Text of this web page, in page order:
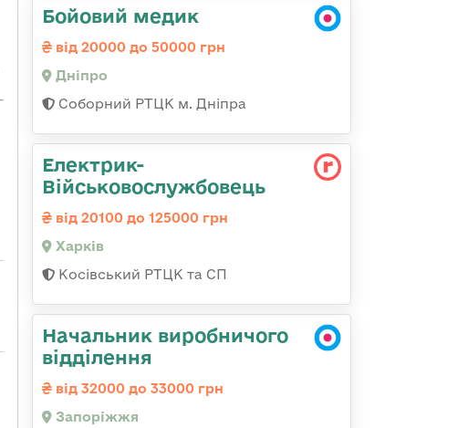
Бойовий медик
від 20000 до 50000 грн
Дніпро
Соборний РТЦК м. Дніпра
Електрик-
Військовослужбовець
від 20100 до 125000 грн
Харків
Косівський РТЦК та СП
Начальник виробничого
відділення
від 32000 до 33000 грн
Запоріжжя